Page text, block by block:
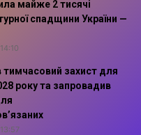
майже 2 тисячі
спадщини України —
захист для
року та запровадив